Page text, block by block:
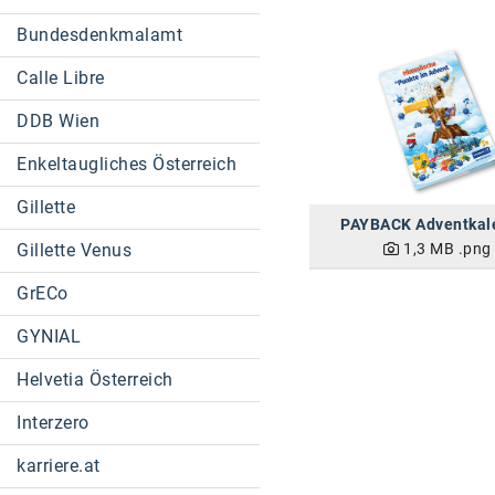
Bundesdenkmalamt
Calle Libre
DDB Wien
Enkeltaugliches Österreich
Gillette
Gillette Venus
GrECo
GYNIAL
Helvetia Österreich
Interzero
karriere.at
PAYBACK
1,3 MB .png